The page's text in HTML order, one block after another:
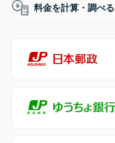
料金を計算・調べる